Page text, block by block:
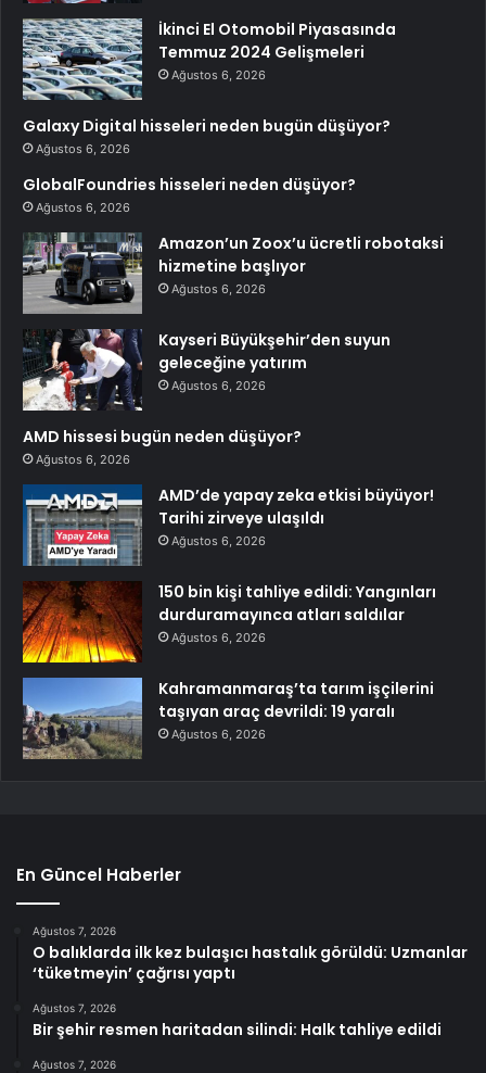
İkinci El Otomobil Piyasasında
Temmuz 2024 Gelişmeleri
Ağustos 6, 2026
Galaxy Digital hisseleri neden bugün düşüyor?
Ağustos 6, 2026
GlobalFoundries hisseleri neden düşüyor?
Ağustos 6, 2026
Amazon’un Zoox’u ücretli robotaksi
hizmetine başlıyor
Ağustos 6, 2026
Kayseri Büyükşehir’den suyun
geleceğine yatırım
Ağustos 6, 2026
AMD hissesi bugün neden düşüyor?
Ağustos 6, 2026
AMD’de yapay zeka etkisi büyüyor!
Tarihi zirveye ulaşıldı
Ağustos 6, 2026
150 bin kişi tahliye edildi: Yangınları
durduramayınca atları saldılar
Ağustos 6, 2026
Kahramanmaraş’ta tarım işçilerini
taşıyan araç devrildi: 19 yaralı
Ağustos 6, 2026
En Güncel Haberler
Ağustos 7, 2026
O balıklarda ilk kez bulaşıcı hastalık görüldü: Uzmanlar
‘tüketmeyin’ çağrısı yaptı
Ağustos 7, 2026
Bir şehir resmen haritadan silindi: Halk tahliye edildi
Ağustos 7, 2026